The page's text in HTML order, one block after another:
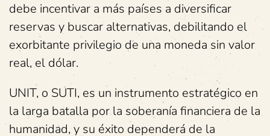
debe incentivar a más países a diversificar
reservas y buscar alternativas, debilitando el
exorbitante privilegio de una moneda sin valor
real, el dólar.
UNIT, o SUTI, es un instrumento estratégico en
la larga batalla por la soberanía financiera de la
humanidad, y su éxito dependerá de la